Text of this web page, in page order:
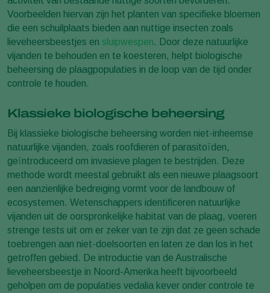
Voorbeelden hiervan zijn het planten van specifieke bloemen
die een schuilplaats bieden aan nuttige insecten zoals
lieveheersbeestjes en sluipwespen. Door deze natuurlijke
vijanden te behouden en te koesteren, helpt biologische
beheersing de plaagpopulaties in de loop van de tijd onder
controle te houden.
Klassieke biologische beheersing
Bij klassieke biologische beheersing worden niet-inheemse
natuurlijke vijanden, zoals roofdieren of parasitoïden,
geïntroduceerd om invasieve plagen te bestrijden. Deze
methode wordt meestal gebruikt als een nieuwe plaagsoort
een aanzienlijke bedreiging vormt voor de landbouw of
ecosystemen. Wetenschappers identificeren natuurlijke
vijanden uit de oorspronkelijke habitat van de plaag, voeren
strenge tests uit om er zeker van te zijn dat ze geen schade
toebrengen aan niet-doelsoorten en laten ze dan los in het
getroffen gebied. De introductie van de Australische
lieveheersbeestje in Noord-Amerika heeft bijvoorbeeld
geholpen om de populaties vedalia kever onder controle te